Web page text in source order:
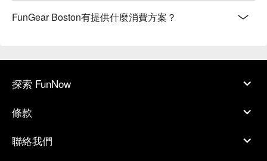
FunGear Boston有提供什麼消費方案？
探索 FunNow
條款
聯絡我們